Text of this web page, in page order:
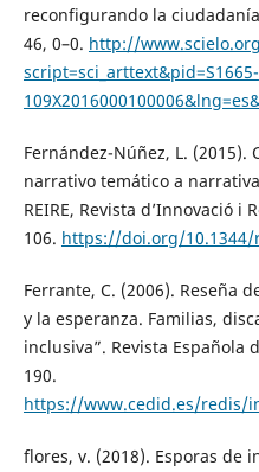
reconfigurando la
46, 0–0. http://
script=sci_arttext&pid=S1665-
Fernández-Núñez, L. (2015).
narrativo temático a
REIRE, Revista d’Innovació i
106. https://doi.org/10.1344/
Ferrante, C. (2006). Reseña
y la esperanza. Familias,
inclusiva”. Revista Española
190.
https://www.cedid.es/redis/
flores, v. (2018). Esporas de